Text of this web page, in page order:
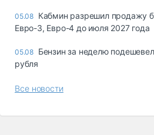
05.08 Кабмин разрешил продажу
Евро-3, Евро-4 до июля 2027 года
05.08 Бензин за неделю
рубля
Все новости